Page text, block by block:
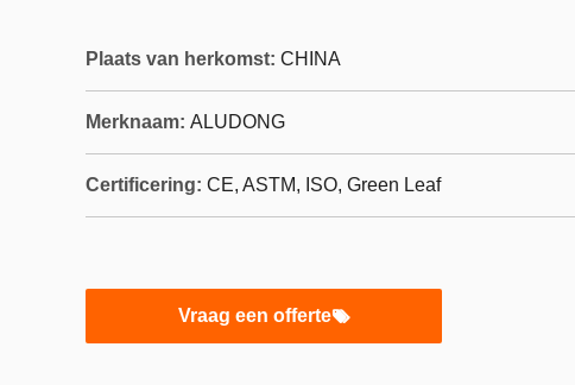
Plaats van herkomst: CHINA
Merknaam: ALUDONG
Certificering: CE, ASTM, ISO, Green Leaf
Vraag een offerte